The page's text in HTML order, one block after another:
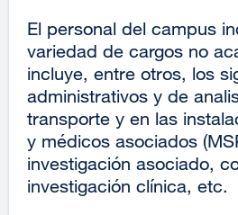
(opens
in
a
new
window)
El personal del campus
variedad de cargos no
incluye, entre otros, los
administrativos y de
transporte y en las
y médicos asociados
investigación asociado,
investigación clínica, etc.